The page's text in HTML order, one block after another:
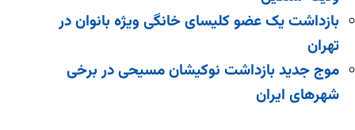
بازداشت یک عضو کلیسای خانگی ویژه بانوان در
تهران
موج جدید بازداشت نوکیشان مسیحی در برخی
شهرهای ایران